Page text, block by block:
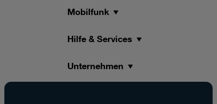
Mobilfunk
Hilfe & Services
Unternehmen